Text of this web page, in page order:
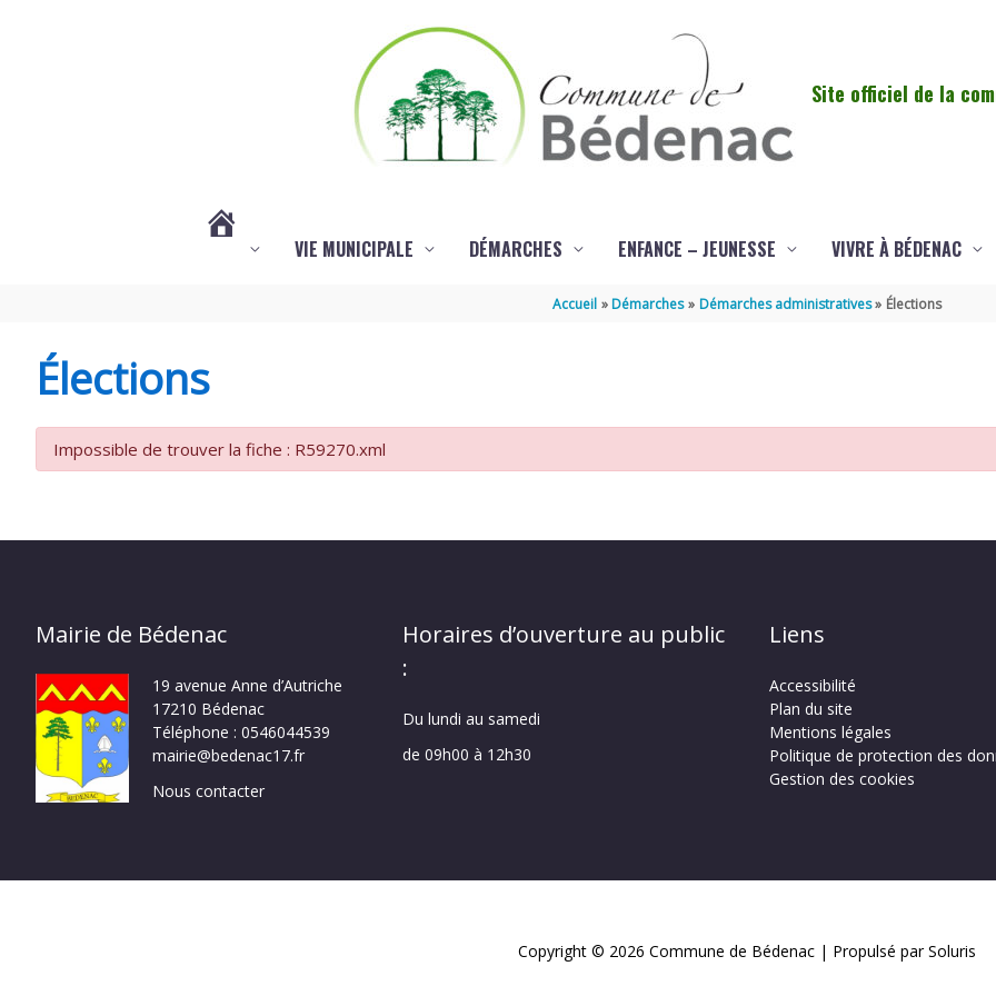
Site officiel de la
DE
VIE MUNICIPALE DÉMARCHES ENFANCE – JEUNESSE VIVRE À BÉDENAC
Accueil Démarches Démarches administratives Élections
Élections
Impossible de trouver la fiche : R59270.xml
Mairie de Bédenac
19 avenue Anne d’Autriche
17210 Bédenac
Téléphone : 0546044539
mairie@bedenac17.fr
Nous contacter
Horaires d’ouverture au public
:
Du lundi au samedi
de 09h00 à 12h30
Liens
Accessibilité
Plan du site
Mentions légales
Politique de protection des
Gestion des cookies
Copyright © 2026 Commune de Bédenac | Propulsé par Soluris